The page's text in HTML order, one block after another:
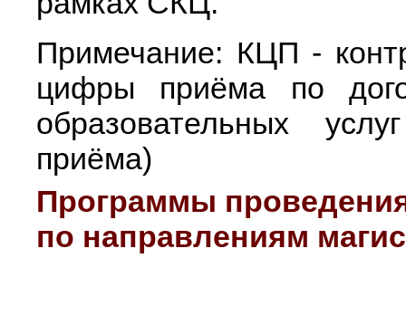
Примечание: КЦП -
цифры приёма по
образовательных
приёма)
Программы
по направлениям